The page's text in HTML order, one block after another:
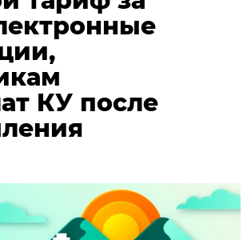
КУ после